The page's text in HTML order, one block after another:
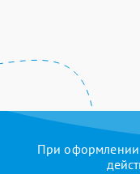
При оформлении